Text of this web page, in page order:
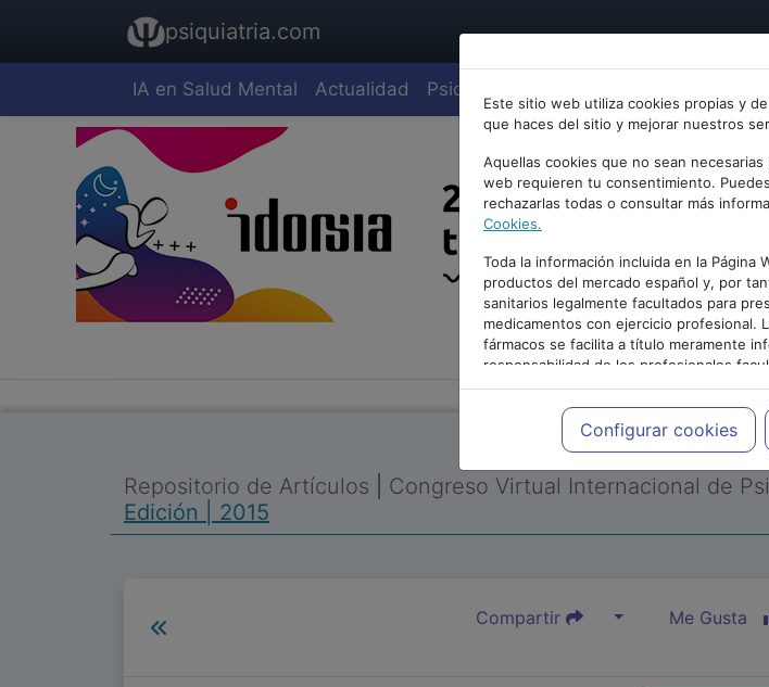
psiquiatria.com
IA en Salud Mental Actualidad Psiquiatría
Este sitio web utiliza cookies propias y
que haces del sitio y mejorar nuestros
Aquellas cookies que no sean
web requieren tu consentimiento.
rechazarlas todas o consultar más
Cookies.
Toda la información incluida en la Página
productos del mercado español y, por
sanitarios legalmente facultados para
medicamentos con ejercicio profesional.
fármacos se facilita a título meramente
responsabilidad de los profesionales
medicamentos y decidir, en cada caso
adecuado a las necesidades del paciente.
Configurar cookies
PUBLICIDAD
Repositorio de Artículos Congreso Virtual Internacional de
Edición | 2015
Compartir Me Gusta